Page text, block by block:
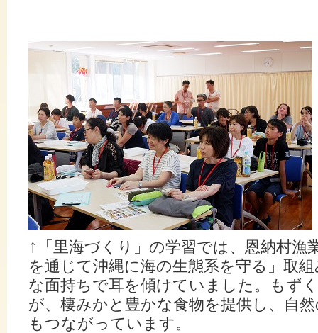
↑
「里海づくり」の学習では、恩納村漁
を通じて沖縄に海の生態系を守る」取
な面持ちで耳を傾けていました。もず
が、棲みかと豊かな食物を提供し、自
もつながっています。